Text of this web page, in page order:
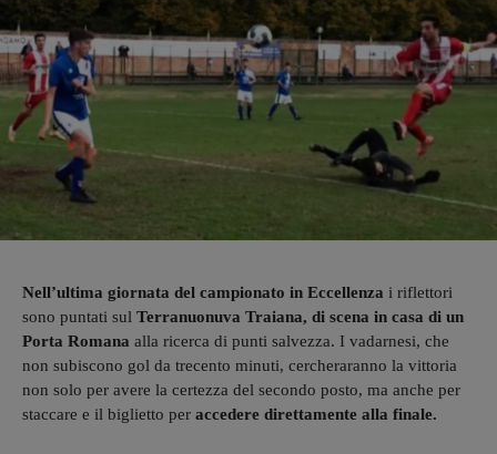
Nell’ultima giornata del campionato in Eccellenza i riflettori
sono puntati sul Terranuonuva Traiana, di scena in casa di un
Porta Romana alla ricerca di punti salvezza. I vadarnesi, che
non subiscono gol da trecento minuti, cercheraranno la vittoria
non solo per avere la certezza del secondo posto, ma anche per
staccare e il biglietto per accedere direttamente alla finale.